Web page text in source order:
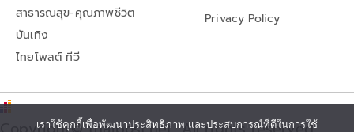
สาธารณสุข-คุณภาพชีวิต
บันเทิง
ไทยโพสต์ ทีวี
Privacy Policy
เราใช้คุกกี้เพื่อพัฒนาประสิทธิภาพ และประสบการณ์ที่ดีในการใช้